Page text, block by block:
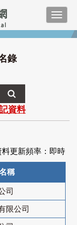
錄
資料
料更新頻率：即時
稱
司
限公司